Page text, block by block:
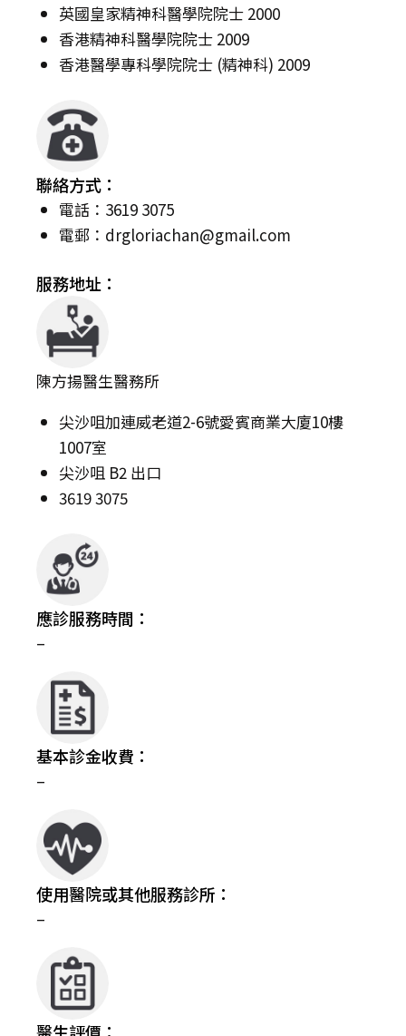
英國皇家精神科醫學院院士 2000
香港精神科醫學院院士 2009
香港醫學專科學院院士 (精神科) 2009
聯絡方式：
電話：3619 3075
電郵： drgloriachan@gmail.com
服務地址：
陳方揚醫生醫務所
尖沙咀加連威老道2-6號愛賓商業大廈10樓
1007室
尖沙咀 B2 出口
3619 3075
應診服務時間：
–
基本診金收費：
–
使用醫院或其他服務診所：
–